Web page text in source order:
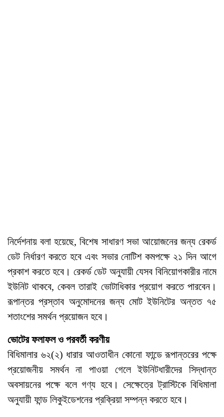
নির্দেশনায় বলা হয়েছে, বিশেষ সাধারণ সভা আয়োজনের জন্য রেকর্ড
ডেট নির্ধারণ করতে হবে এবং সভার নোটিশ কমপক্ষে ২১ দিন আগে
প্রকাশ করতে হবে। রেকর্ড ডেট অনুযায়ী যেসব বিনিয়োগকারীর নামে
ইউনিট থাকবে, কেবল তারাই ভোটাধিকার প্রয়োগ করতে পারবেন।
রূপান্তর প্রস্তাব অনুমোদনের জন্য মোট ইউনিটের অন্তত ৭৫
শতাংশের সমর্থন প্রয়োজন হবে।
ভোটের ফলাফল ও পরবর্তী করণীয়
বিধিমালার ৬২(২) ধারার আওতাধীন কোনো ফান্ডে রূপান্তরের পক্ষে
প্রয়োজনীয় সমর্থন না পাওয়া গেলে ইউনিটধারীদের সিদ্ধান্ত
অবসায়নের পক্ষে বলে গণ্য হবে। সেক্ষেত্রে ট্রাস্টিকে বিধিমালা
অনুযায়ী ফান্ড লিকুইডেশনের প্রক্রিয়া সম্পন্ন করতে হবে।